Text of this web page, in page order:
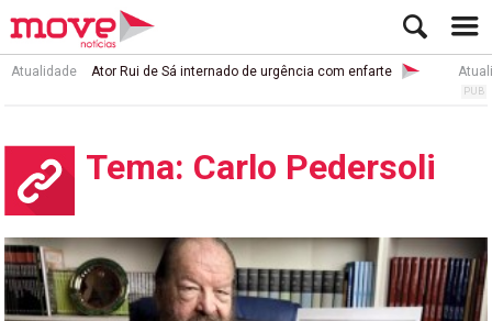
Atualidade Ator Rui de Sá internado de urgência com enfarte
Tema: Carlo Pedersoli